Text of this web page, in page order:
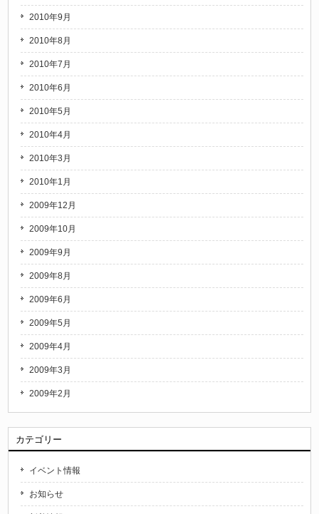
2010年9月
2010年8月
2010年7月
2010年6月
2010年5月
2010年4月
2010年3月
2010年1月
2009年12月
2009年10月
2009年9月
2009年8月
2009年6月
2009年5月
2009年4月
2009年3月
2009年2月
カテゴリー
イベント情報
お知らせ